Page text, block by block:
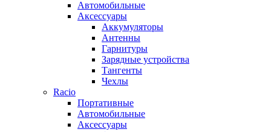
Автомобильные
Аксессуары
Аккумуляторы
Антенны
Гарнитуры
Зарядные устройства
Тангенты
Чехлы
Racio
Портативные
Автомобильные
Аксессуары